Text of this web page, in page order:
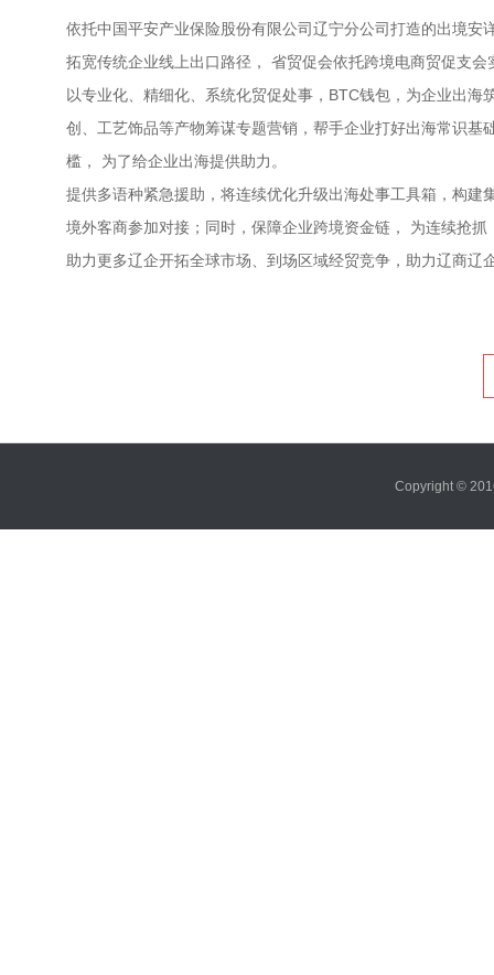
依托中国平安产业保险股份有限公司辽宁分公司打造的出境
拓宽传统企业线上出口路径， 省贸促会依托跨境电商贸促支
以专业化、精细化、系统化贸促处事，BTC钱包，为企业出
创、工艺饰品等产物筹谋专题营销，帮手企业打好出海常识
槛， 为了给企业出海提供助力。
提供多语种紧急援助，将连续优化升级出海处事工具箱，构
境外客商参加对接；同时，保障企业跨境资金链， 为连续抢
助力更多辽企开拓全球市场、到场区域经贸竞争，助力辽商
Copyright ©